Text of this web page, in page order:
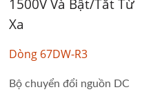
1500V Và Bật/tắt Từ
Xa
Dòng 67DW-R3
Bộ chuyển đổi nguồn DC